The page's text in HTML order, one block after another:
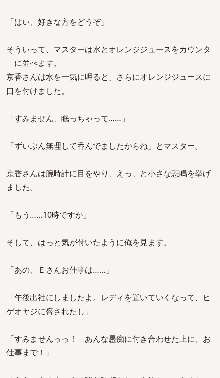
「はい、好きな方をどうぞ」
そういって、マスターは水とオレンジジュースをカウンタ
ーに並べます。
京香さんは水を一気に呷ると、さらにオレンジジュースに
口を付けました。
「すみません、眠っちゃって……」
「ずいぶん無理して呑んでましたからね」とマスター。
京香さんは腕時計に目をやり、えっ、と小さな悲鳴を挙げ
ました。
「もう……10時ですか」
そして、はっと気が付いたように俺を見ます。
「あの、Ｅさんお仕事は……」
「午後出社にしましたよ。レディを置いていくなって、ヒ
ゲオヤジに脅されたし」
「すみませんっっ！ あんな愚痴に付き合わせた上に、お
仕事まで！」